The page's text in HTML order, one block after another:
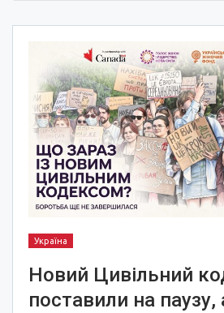
Україна
Новий Цивільний
поставили на паузу,